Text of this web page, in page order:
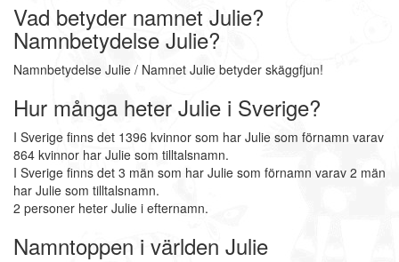
Vad betyder namnet Julie?
Namnbetydelse Julie?
Namnbetydelse Julie / Namnet Julie betyder skäggfjun!
Hur många heter Julie i Sverige?
I Sverige finns det 1396 kvinnor som har Julie som förnamn varav
864 kvinnor har Julie som tilltalsnamn.
I Sverige finns det 3 män som har Julie som förnamn varav 2 män
har Julie som tilltalsnamn.
2 personer heter Julie i efternamn.
Namntoppen i världen Julie